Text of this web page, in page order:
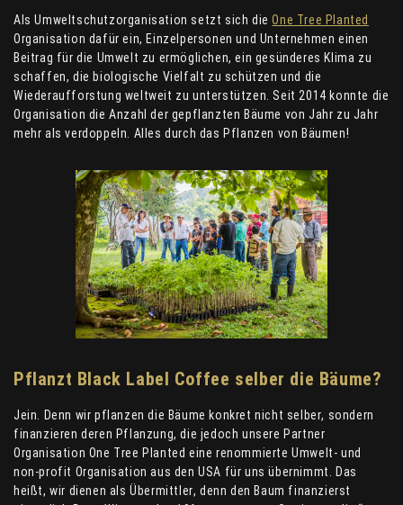
Als Umweltschutzorganisation setzt sich dieOne Tree Planted
Organisation dafür ein, Einzelpersonen und Unternehmen einen
Beitrag für die Umwelt zu ermöglichen, ein gesünderes Klima zu
schaffen, die biologische Vielfalt zu schützen und die
Wiederaufforstung weltweit zu unterstützen. Seit 2014 konnte die
Organisation die Anzahl der gepflanzten Bäume von Jahr zu Jahr
mehr als verdoppeln. Alles durch das Pflanzen von Bäumen!
Pflanzt Black Label Coffee selber die Bäume?
Jein. Denn wir pflanzen die Bäume konkret nicht selber, sondern
finanzieren deren Pflanzung, die jedoch unsere Partner
Organisation One Tree Planted eine renommierte Umwelt- und
non-profit Organisation aus den USA für uns übernimmt. Das
heißt, wir dienen als Übermittler, denn den Baum finanzierst